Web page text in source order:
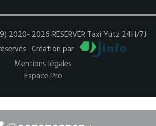
2026 RESERVER Taxi Yutz 24H/7J
. Création par
Mentions légales
Espace Pro